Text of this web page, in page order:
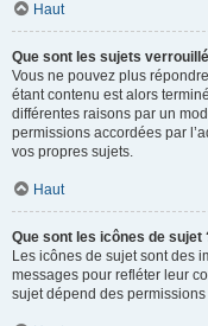
Haut
Que sont les sujets
Vous ne pouvez plus
étant contenu est alors
différentes raisons par un
permissions accordées par
vos propres sujets.
Haut
Que sont les icônes de sujet
Les icônes de sujet sont des
messages pour refléter leur
sujet dépend des